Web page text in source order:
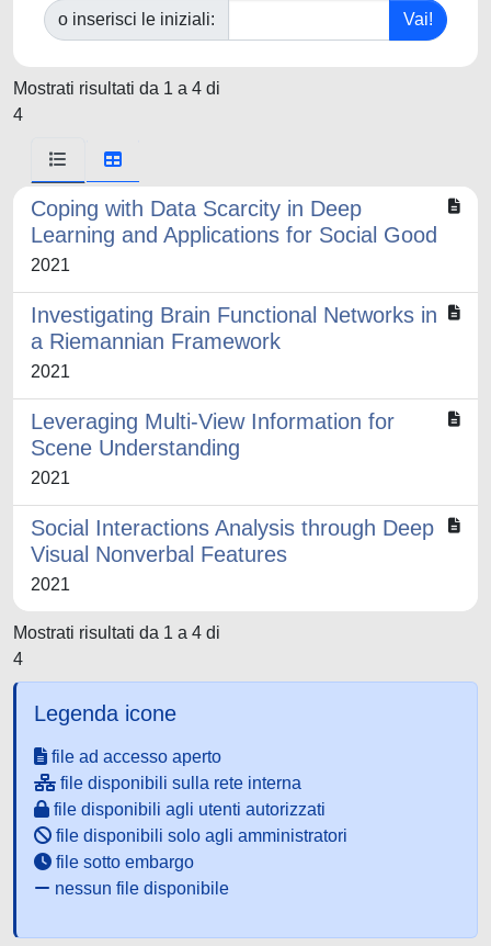
o inserisci le iniziali:
Mostrati risultati da 1 a 4 di
4
Coping with Data Scarcity in Deep
Learning and Applications for Social Good
2021
Investigating Brain Functional Networks in
a Riemannian Framework
2021
Leveraging Multi-View Information for
Scene Understanding
2021
Social Interactions Analysis through Deep
Visual Nonverbal Features
2021
Mostrati risultati da 1 a 4 di
4
Legenda icone
file ad accesso aperto
file disponibili sulla rete interna
file disponibili agli utenti autorizzati
file disponibili solo agli amministratori
file sotto embargo
nessun file disponibile